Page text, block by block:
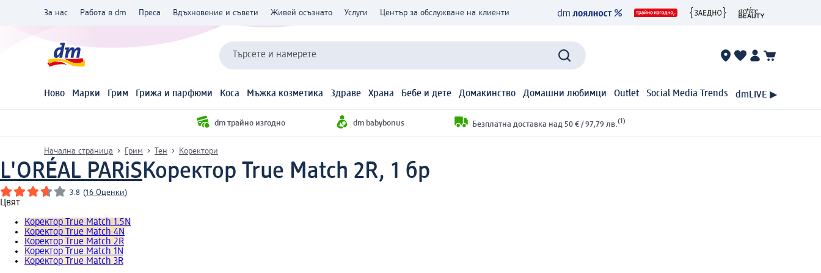
За нас Работа в dm Преса Вдъхновение и съвети Живей осъзнато Услуги Център за обслужване на клиенти
Търсете и намерете
Ново Марки Грим Грижа и парфюми Коса Мъжка козметика Здраве Храна Бебе и дете Домакинство Домашни любимци Outlet Social Media Trends dmLIVE ▶
dm трайно изгодно dm babybonus Безплатна доставка над 50 € / 97,79 лв. (1)
Начална страница Грим Тен Коректори
L'ORÉAL PARiSКоректор True Match 2R, 1 бр
3.8 (16 Оценки)
Цвят
Коректор True Match 1.5N
Коректор True Match 4N
Коректор True Match 2R
Коректор True Match 1N
Коректор True Match 3R